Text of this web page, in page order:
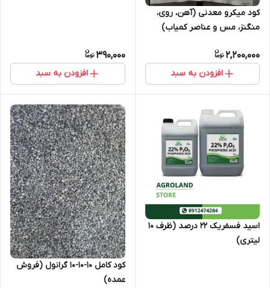
کود میکرو معدنی (آهن، روی،
منگنز، مس و عناصر کمیاب)
2,200,000
افزودن به سبد
390,000
افزودن به سبد
اسید فسفریک 22 درصد (ظرف 10
لیتری)
کود کامل 10-10-10 گرانول (فروش
عمده)